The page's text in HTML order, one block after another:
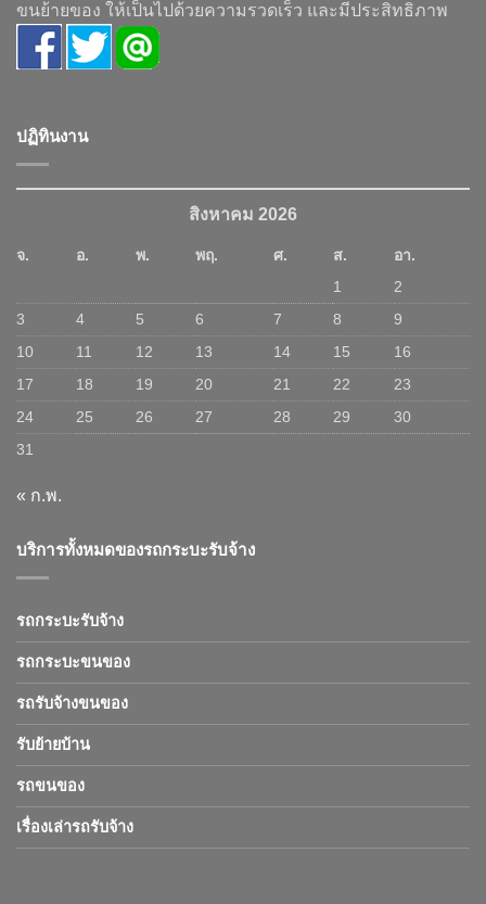
ขนย้ายของ ให้เป็นไปด้วยความรวดเร็ว และมีประสิทธิภาพ
ปฏิทินงาน
สิงหาคม 2026
จ. อ. พ. พฤ. ศ. ส.
อา.
1
2
3
4 5 6 7 8
9
10
11 12 13 14 15
16
17
18 19 20 21 22
23
24
25 26 27 28 29
30
31
« ก.พ.
บริการทั้งหมดของรถกระบะรับจ้าง
รถกระบะรับจ้าง
รถกระบะขนของ
รถรับจ้างขนของ
รับย้ายบ้าน
รถขนของ
เรื่องเล่ารถรับจ้าง